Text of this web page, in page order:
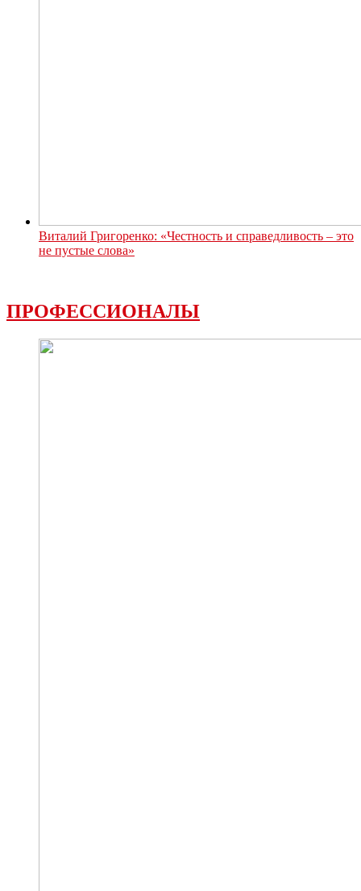
Виталий Григоренко: «Честность и справедливость – это
не пустые слова»
ПРОФЕССИОНАЛЫ